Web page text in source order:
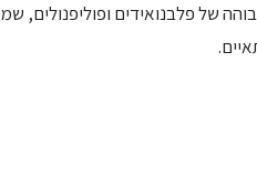
של פלבנואידים ופוליפנולים,